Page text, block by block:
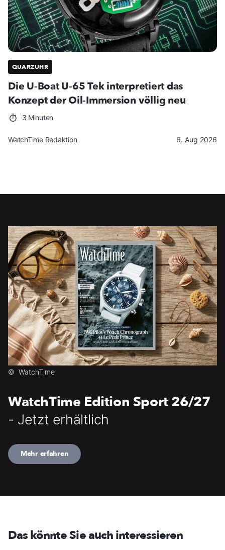
QUARZUHR
Die U-Boat U-65 Tek interpretiert das
Konzept der Oil-Immersion völlig neu
3 Minuten
WatchTime Redaktion 6. Aug 2026
© WatchTime
WatchTime Edition Sport 26/27
- Jetzt erhältlich
Mehr erfahren
Das könnte Sie auch interessieren